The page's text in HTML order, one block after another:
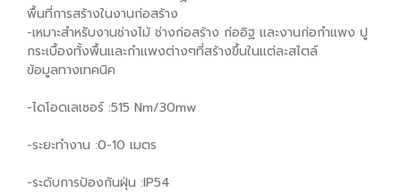
พื้นที่การสร้างในงานก่อสร้าง
-เหมาะสำหรับงานช่างไม้ ช่างก่อสร้าง ก่ออิฐ และงานก่อกำแพง ปู
กระเบื้องทั้งพื้นและกำแพงต่างๆที่สร้างขึ้นในแต่ละสไตล์
ข้อมูลทางเทคนิค
-ไดโอดเลเซอร์ :515 Nm/30mw
-ระยะทำงาน :0-10 เมตร
-ระดับการป้องกันฝุ่น :IP54